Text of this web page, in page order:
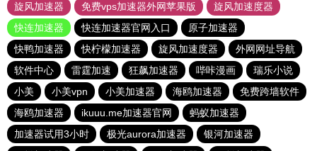
旋风加速器
免费vps加速器外网苹果版
旋风加速度器
快连加速器
快连加速器官网入口
原子加速器
快鸭加速器
快柠檬加速器 旋风加速度器
外网网址导航
软件中心
雷霆加速 狂飙加速器 哔咔漫画
瑞乐小说
小美
小美vpn 小美加速器 海鸥加速器
免费跨墙软件
海鸥加速器
ikuuu.me加速器官网
蚂蚁加速器
加速器试用3小时
极光aurora加速器
银河加速器